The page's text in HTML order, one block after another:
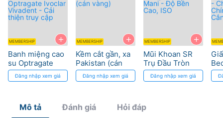
+
MEMBERSHIP
Banh miệng cao
su Optragate
Ivoclar Vivadent
- Cải thiện truy
Đăng nhập xem giá
+
MEMBERSHIP
Kềm cắt gần, xa
Pakistan (cán
vàng)
Đăng nhập xem giá
+
MEMBERSHIP
Mũi Khoan SR
Trụ Đầu Tròn
Mani - Độ Bền
Cao, ISO
Đăng nhập xem giá
Mô tả Đánh giá Hỏi đáp